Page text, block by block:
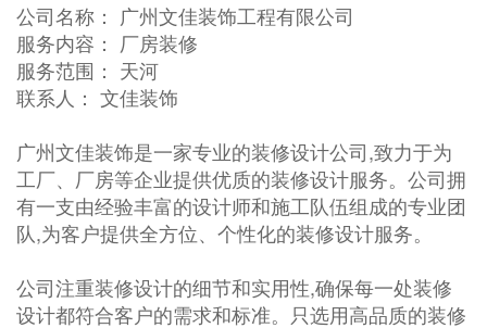
公司名称： 广州文佳装饰工程有限公司
服务内容： 厂房装修
服务范围： 天河
联系人： 文佳装饰
广州文佳装饰是一家专业的装修设计公司,致力于为
工厂、厂房等企业提供优质的装修设计服务。公司拥
有一支由经验丰富的设计师和施工队伍组成的专业团
队,为客户提供全方位、个性化的装修设计服务。
公司注重装修设计的细节和实用性,确保每一处装修
设计都符合客户的需求和标准。只选用高品质的装修